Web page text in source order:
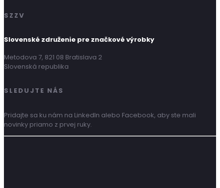
SZZV
Slovenské združenie pre značkové výrobky
Metodova 7, 821 08 Bratislava 2
Slovenská republika
SLEDUJTE NÁS
Pridajte sa ku nám na LinkedIn alebo Facebook, aby ste mali
novinky priamo z prvej ruky.